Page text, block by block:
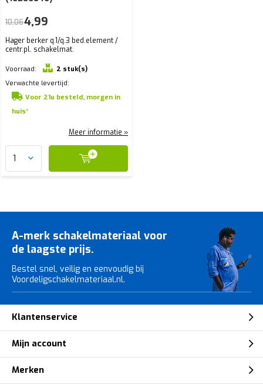
Hager berker q.1/q.3 bed.element /
centr.pl. schakelmat.
Voorraad:
2 stuk(s)
Verwachte levertijd:
Voor 21u besteld, morgen in
huis*
10,064,99
Meer informatie »
A-merk schakelmateriaal voor
de laagste prijs.
Bestel snel, veilig en eenvoudig bij
Voordeligschakelmateriaal.nl.
Klantenservice
Mijn account
Merken